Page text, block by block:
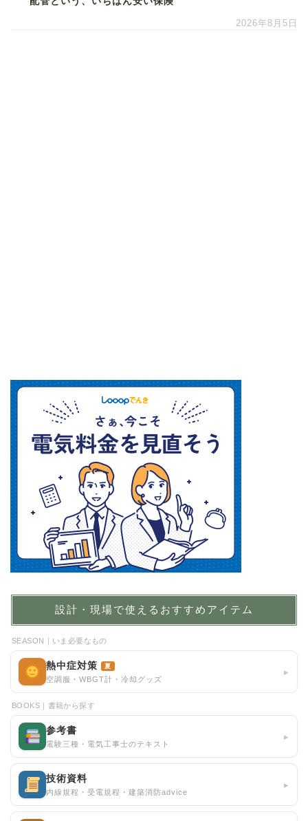
2026年8月5日
設計・現場で使えるおすすめアイテム
SEASON｜いま必要なもの
熱中症対策 夏
空調服・WBGT計・冷却グッズ
▸
BOOKS｜書籍から探す
参考書
電験三種・電気工事士のテキスト
▸
技術資料
内線規程・受電規程・建築消防advice
▸